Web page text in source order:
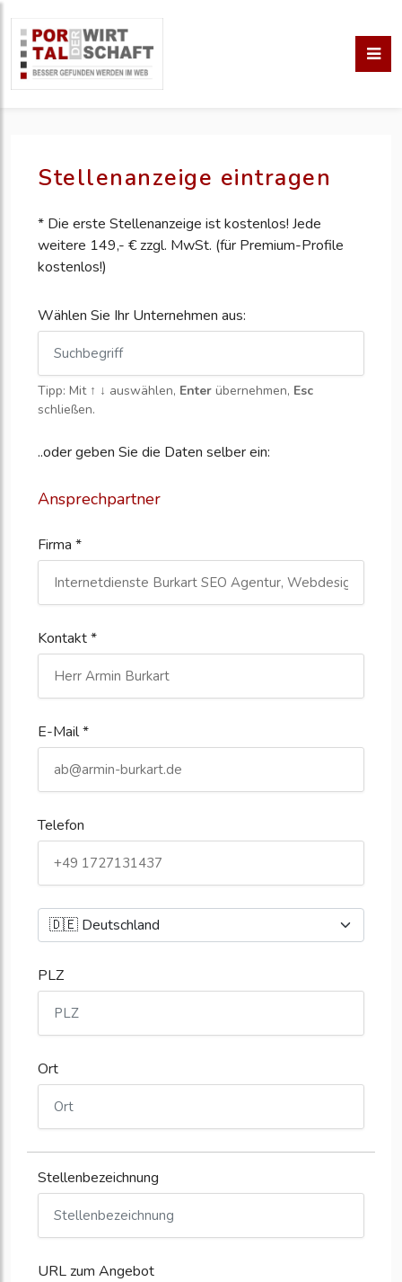
Stellenanzeige eintragen
* Die erste Stellenanzeige ist kostenlos! Jede
weitere 149,- € zzgl. MwSt. (für Premium-Profile
kostenlos!)
Wählen Sie Ihr Unternehmen aus:
Tipp: Mit ↑ ↓ auswählen, Enter übernehmen, Esc
schließen.
..oder geben Sie die Daten selber ein:
Ansprechpartner
Firma *
Kontakt *
E-Mail *
Telefon
PLZ
Ort
Stellenbezeichnung
URL zum Angebot